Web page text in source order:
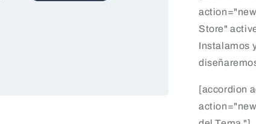
Store"
Instalamos
[accordion